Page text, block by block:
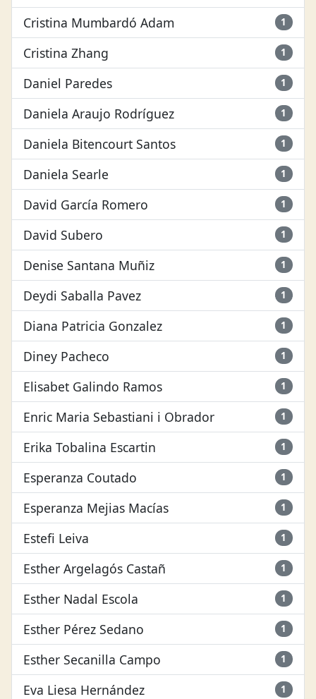
Cristina Mumbardó Adam
1
Cristina Zhang 1
Daniel Paredes 1
Daniela Araujo Rodríguez 1
Daniela Bitencourt Santos 1
Daniela Searle 1
David García Romero 1
David Subero 1
Denise Santana Muñiz 1
Deydi Saballa Pavez 1
Diana Patricia Gonzalez 1
Diney Pacheco 1
Elisabet Galindo Ramos 1
Enric Maria Sebastiani i Obrador 1
Erika Tobalina Escartin 1
Esperanza Coutado 1
Esperanza Mejias Macías 1
Estefi Leiva 1
Esther Argelagós Castañ 1
Esther Nadal Escola 1
Esther Pérez Sedano 1
Esther Secanilla Campo 1
Eva Liesa Hernández 1